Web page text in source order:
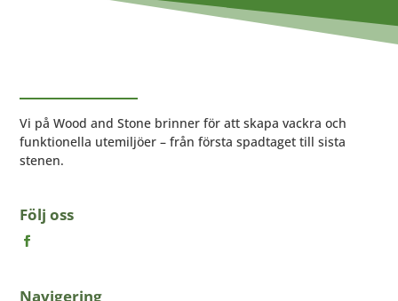
Vi på Wood and Stone brinner för att skapa vackra och
funktionella utemiljöer – från första spadtaget till sista
stenen.
Följ oss
Navigering